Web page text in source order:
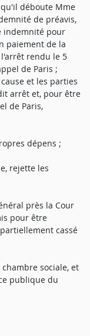
qu'il déboute Mme
de préavis,
indemnité pour
paiement de la
rendu le 5
de Paris ;
et les parties
arrêt et, pour être
de Paris,
dépens ;
rejette les
près la Cour
pour être
cassé
sociale, et
publique du